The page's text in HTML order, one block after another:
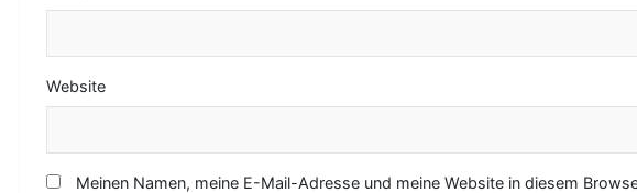
Website
Meinen Namen, meine E-Mail-Adresse und meine Website in diesem